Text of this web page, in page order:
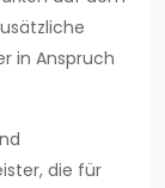
in Anspruch
die für